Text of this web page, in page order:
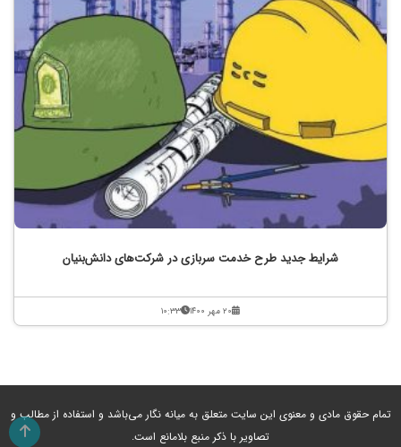
شرایط جدید طرح خدمت سربازی در شرکت‌های دانش‌بنیان
۲۰ مهر ۱۴۰۰ ۱۰:۳۳
تمام حقوق مادی و معنوی این سایت متعلق به میانه نگار می‌باشد و استفاده از مطالب و
تصاویر با ذکر منبع بلامانع است.